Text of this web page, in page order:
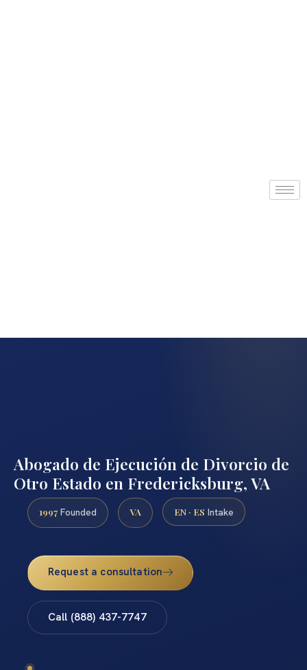
Abogado de Ejecución de Divorcio de
Otro Estado en Fredericksburg, VA
1997 Founded VA EN · ES Intake
Request a consultation
Call (888) 437-7747